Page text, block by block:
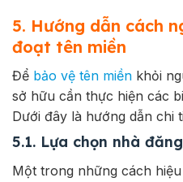
5. Hướng dẫn cách
đoạt tên miền
Để bảo vệ tên miền khỏi
sở hữu cần thực hiện các
Dưới đây là hướng dẫn chi
5.1. Lựa chọn nhà
Một trong những cách